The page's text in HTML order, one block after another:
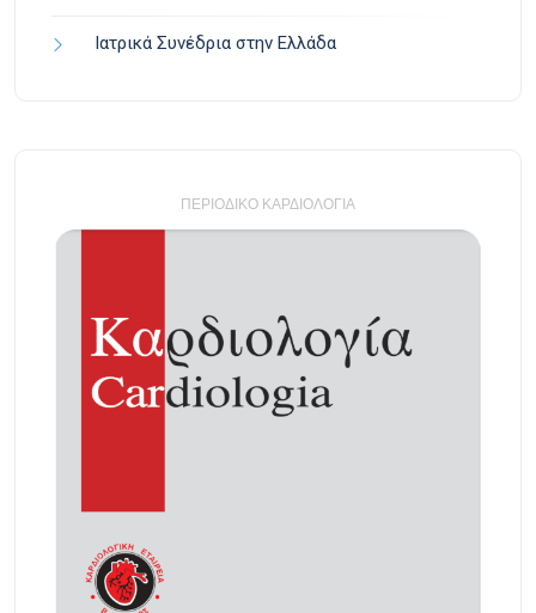
Ιατρικά Συνέδρια στην Ελλάδα
ΠΕΡΙΟΔΙΚΌ ΚΑΡΔΙΟΛΟΓΊΑ